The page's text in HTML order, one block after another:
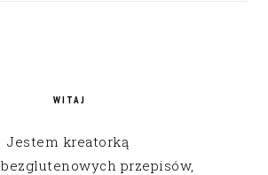
WITAJ
Jestem kreatorką
bezglutenowych przepisów,